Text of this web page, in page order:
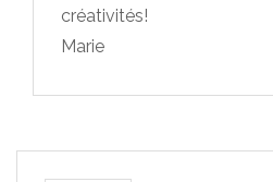
créativités!
Marie